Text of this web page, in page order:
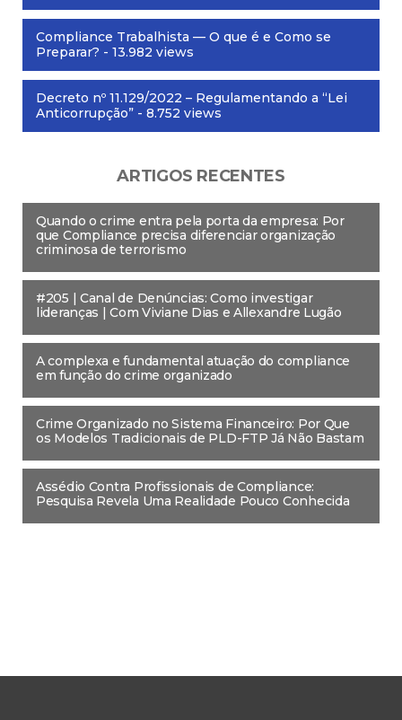
Compliance Trabalhista — O que é e Como se
Preparar? - 13.982 views
Decreto nº 11.129/2022 – Regulamentando a “Lei
Anticorrupção” - 8.752 views
ARTIGOS RECENTES
Quando o crime entra pela porta da empresa: Por
que Compliance precisa diferenciar organização
criminosa de terrorismo
#205 | Canal de Denúncias: Como investigar
lideranças | Com Viviane Dias e Allexandre Lugão
A complexa e fundamental atuação do compliance
em função do crime organizado
Crime Organizado no Sistema Financeiro: Por Que
os Modelos Tradicionais de PLD-FTP Já Não Bastam
Assédio Contra Profissionais de Compliance:
Pesquisa Revela Uma Realidade Pouco Conhecida